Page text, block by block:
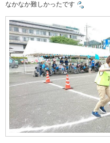
なかなか難しかったです